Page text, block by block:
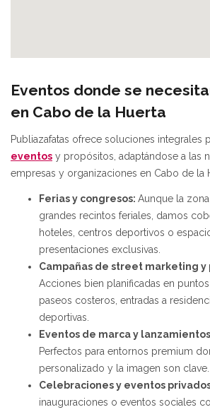
Eventos donde se
en Cabo de la Huerta
Publiazafatas ofrece soluciones integrales
eventos y propósitos, adaptándose a las
empresas y organizaciones en Cabo de la
Ferias y congresos: Aunque la
grandes recintos feriales, damos
hoteles, centros deportivos o
presentaciones exclusivas.
Campañas de street marketing y
Acciones bien planificadas en
paseos costeros, entradas a
deportivas.
Eventos de marca y
Perfectos para entornos premium
personalizado y la imagen son clave.
Celebraciones y eventos
inauguraciones o eventos sociales